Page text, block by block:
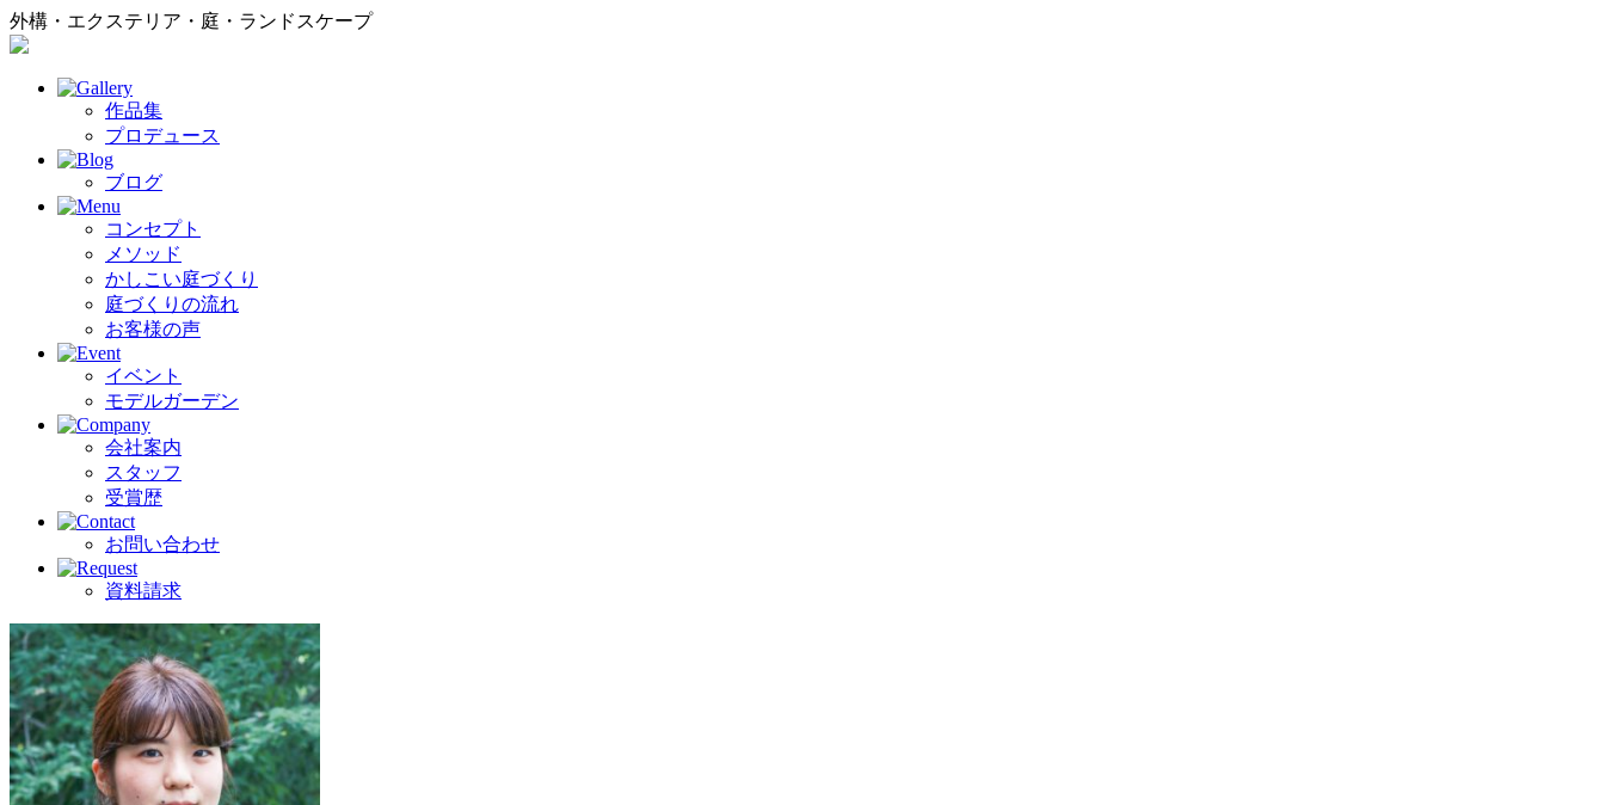
外構・エクステリア・庭・ランドスケープ
作品集
プロデュース
ブログ
コンセプト
メソッド
かしこい庭づくり
庭づくりの流れ
お客様の声
イベント
モデルガーデン
会社案内
スタッフ
受賞歴
お問い合わせ
資料請求